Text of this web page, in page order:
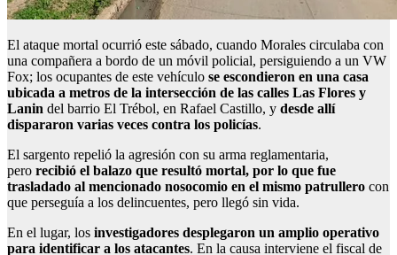
El ataque mortal ocurrió este sábado, cuando Morales circulaba con
una compañera a bordo de un móvil policial, persiguiendo a un VW
Fox; los ocupantes de este vehículo se escondieron en una casa
ubicada a metros de la intersección de las calles Las Flores y
Lanin del barrio El Trébol, en Rafael Castillo, y desde allí
dispararon varias veces contra los policías.
El sargento repelió la agresión con su arma reglamentaria,
pero recibió el balazo que resultó mortal, por lo que fue
trasladado al mencionado nosocomio en el mismo patrullero con
que perseguía a los delincuentes, pero llegó sin vida.
En el lugar, los investigadores desplegaron un amplio operativo
para identificar a los atacantes. En la causa interviene el fiscal de